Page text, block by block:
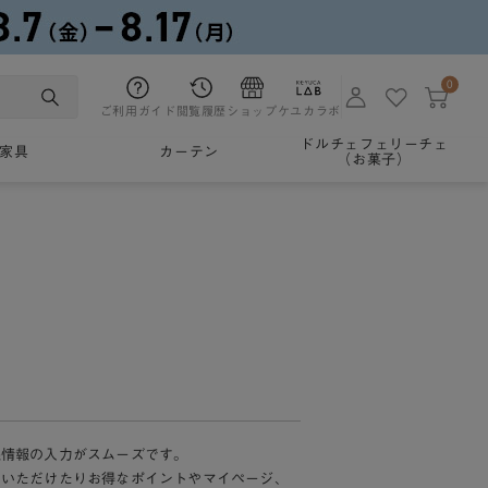
ご利用ガイド 閲覧履歴 ショップケユカラボ
0
家具 カーテン
ドルチェフェリーチェ
（お菓子）
報の入力がスムーズです。
ただけたりお得なポイントやマイページ、